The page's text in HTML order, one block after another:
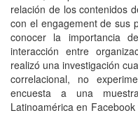
relación de los contenidos
con el engagement de sus
conocer la importancia
interacción entre
realizó una investigación
correlacional, no
encuesta a una
Latinoamérica en